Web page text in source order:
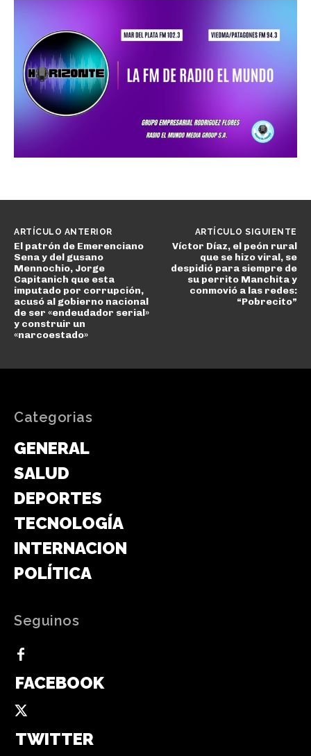
ARTÍCULO ANTERIOR
El patrón de Emerenciano
Sena y del gusano
Mennochio, Jorge
Capitanich que esta
imputado por corrupción,
acusó al gobierno nacional
de ser «endeudador serial»
y construir un
«narcoestado»
ARTÍCULO SIGUIENTE
Víctor Díaz, el peón rural
que se hizo viral, se
despidió para siempre de
su perrito Manchita y
conmovió a las redes:
“Pobrecito”
Categorias
GENERAL
SALUD
DEPORTES
TECNOLOGÍA
INTERNACIONAL
POLÍTICA
Seguinos
FACEBOOK
TWITTER